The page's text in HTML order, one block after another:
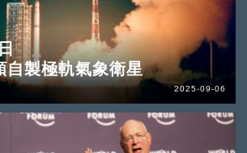
自製極軌氣象衛星
2025-09-06